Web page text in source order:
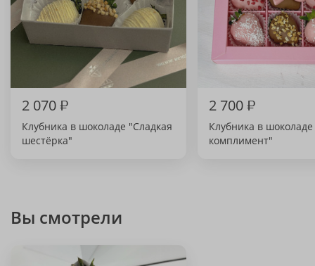
2 070₽
Клубника в шоколаде "Сладкая
шестёрка"
2 700₽
Клубника в
комплимент"
Вы смотрели